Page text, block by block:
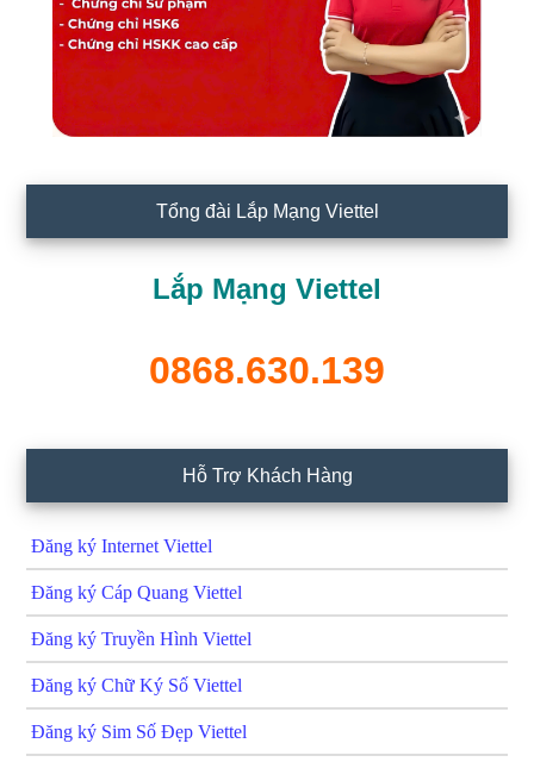
Tổng đài Lắp Mạng Viettel
Lắp Mạng Viettel
0868.630.139
Hỗ Trợ Khách Hàng
Đăng ký Internet Viettel
Đăng ký Cáp Quang Viettel
Đăng ký Truyền Hình Viettel
Đăng ký Chữ Ký Số Viettel
Đăng ký Sim Số Đẹp Viettel